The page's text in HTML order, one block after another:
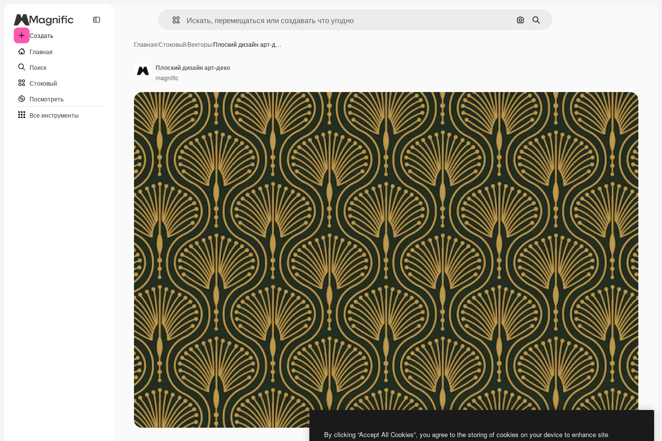
Создать
Главная
Поиск
Стоковый
Посмотреть
Все инструменты
Поиск по изображению
Поиск
Главная/Стоковый/Векторы/Плоский дизайн арт-д…
Плоский дизайн арт-деко
magnific
By clicking “Accept All Cookies”, you agree to the storing of cookies on your device to enhance site